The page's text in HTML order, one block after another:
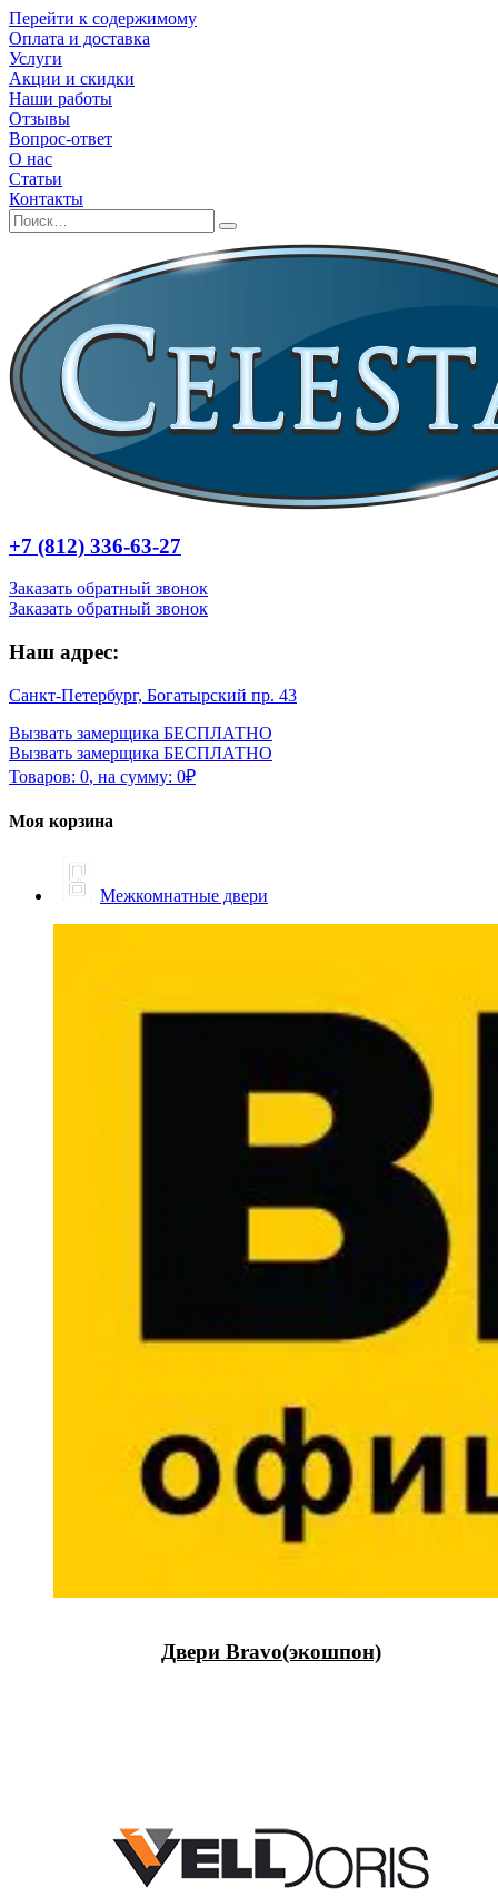
Перейти к содержимому
Оплата и доставка
Услуги
Акции и скидки
Наши работы
Отзывы
Вопрос-ответ
О нас
Статьи
Контакты
+7 (812) 336-63-27
Заказать обратный звонок
Заказать обратный звонок
Наш адрес:
Санкт-Петербург, Богатырский пр. 43
Вызвать замерщика БЕСПЛАТНО
Вызвать замерщика БЕСПЛАТНО
Товаров: 0, на сумму: 0₽
Моя корзина
Межкомнатные двери
Двери Bravo(экошпон)